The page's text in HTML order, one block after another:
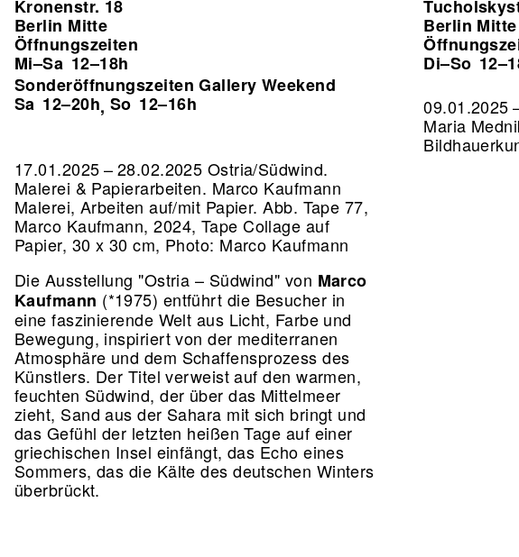
Kronenstr. 18
Berlin Mitte
Öffnungszeiten
Mi–Sa 12–18h
Sonderöffnungszeiten Gallery Weekend
Sa 12–20h, So 12–16h
17.01.2025 – 28.02.2025 Ostria/Südwind.
Malerei & Papierarbeiten. Marco Kaufmann
Malerei, Arbeiten auf/mit Papier.Abb. Tape 77,
Marco Kaufmann, 2024, Tape Collage auf
Papier, 30 x 30 cm, Photo: Marco Kaufmann
Die Ausstellung "Ostria – Südwind" von Marco
Kaufmann (*1975) entführt die Besucher in
eine faszinierende Welt aus Licht, Farbe und
Bewegung, inspiriert von der mediterranen
Atmosphäre und dem Schaffensprozess des
Künstlers. Der Titel verweist auf den warmen,
feuchten Südwind, der über das Mittelmeer
zieht, Sand aus der Sahara mit sich bringt und
das Gefühl der letzten heißen Tage auf einer
griechischen Insel einfängt, das Echo eines
Sommers, das die Kälte des deutschen Winters
überbrückt.
Berlin Mitte
Di–So
09.01.2025
Maria